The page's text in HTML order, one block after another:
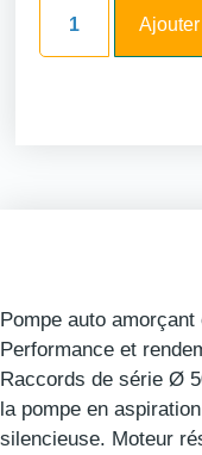
Pompe auto
Performance et
Raccords de série Ø
la pompe en
silencieuse. Moteur